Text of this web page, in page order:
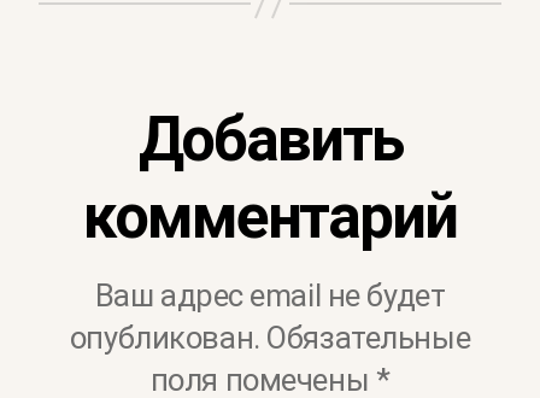
Добавить
комментарий
Ваш адрес email не будет
опубликован. Обязательные
поля помечены *